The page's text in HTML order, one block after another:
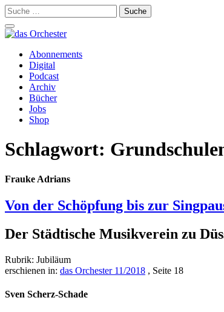
Suche
nach:
Schalte
Navigation
Zum
Inhalt
springen
Abonnements
Digital
Podcast
Archiv
Bücher
Jobs
Shop
Schlagwort:
Frauke Adrians
Von der Schöpfung bis zur
Der Städtische Musikverein zu
Rubrik: Jubiläum
erschienen in: das Orchester 11/2018 , Seite 18
Sven Scherz-Schade